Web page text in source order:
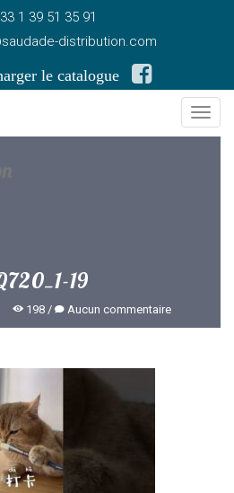
1 39 51 35 91
distribution.com
le catalogue
19
198 Aucun commentaire